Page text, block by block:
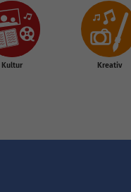
Kultur Kreativ